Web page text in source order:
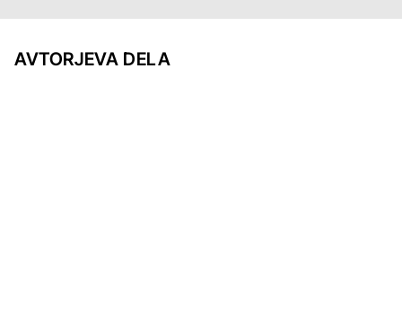
AVTORJEVA DELA